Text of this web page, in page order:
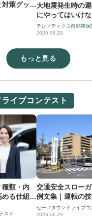
策グッズ大地震発生時の
にやってはいけ
対応と事故連絡ま
テレマティクス自動車保
2026.06.29
もっと見る
イブコンテスト
種類・内
る仕組み
スト
交通安全スロー
例文集｜運転の
説
セーフタウンドライブコ
2026.06.29